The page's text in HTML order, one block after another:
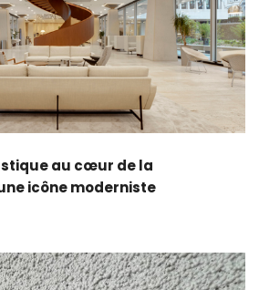
au cœur de la
icône moderniste